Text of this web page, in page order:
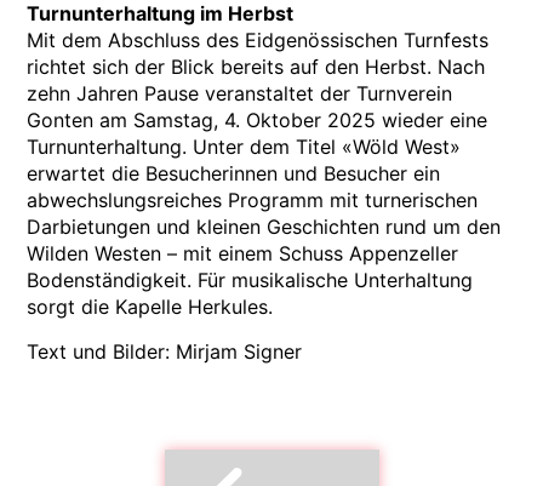
Turnunterhaltung im Herbst
Mit dem Abschluss des Eidgenössischen Turnfests
richtet sich der Blick bereits auf den Herbst. Nach
zehn Jahren Pause veranstaltet der Turnverein
Gonten am Samstag, 4. Oktober 2025 wieder eine
Turnunterhaltung. Unter dem Titel «Wöld West»
erwartet die Besucherinnen und Besucher ein
abwechslungsreiches Programm mit turnerischen
Darbietungen und kleinen Geschichten rund um den
Wilden Westen – mit einem Schuss Appenzeller
Bodenständigkeit. Für musikalische Unterhaltung
sorgt die Kapelle Herkules.
Text und Bilder: Mirjam Signer